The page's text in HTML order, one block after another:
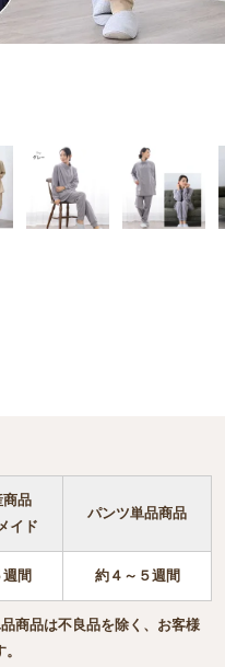
商品
イド
パンツ単品商品
週間 約４～５週間
商品は不良品を除く、お客様